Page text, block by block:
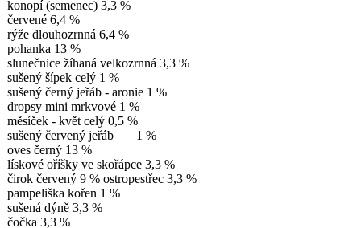
konopí (semenec) 3,3 %
červené 6,4 %
rýže dlouhozrnná 6,4 %
pohanka 13 %
slunečnice žíhaná velkozrnná 3,3 %
sušený šípek celý 1 %
sušený černý jeřáb - aronie 1 %
dropsy mini mrkvové 1 %
měsíček - květ celý 0,5 %
sušený červený jeřáb
1 %
oves černý 13 %
lískové oříšky ve skořápce 3,3 %
čirok červený 9 % ostropestřec 3,3 %
pampeliška kořen 1 %
sušená dýně 3,3 %
čočka 3,3 %